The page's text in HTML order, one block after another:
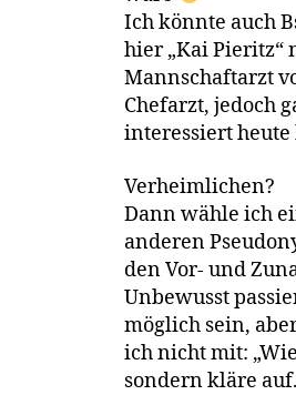
Ich könnte auch
hier „Kai Pieritz“
Mannschaftarzt
Chefarzt, jedoch
interessiert
Verheimlichen?
Dann wähle ich
anderen
den Vor- und
Unbewusst
möglich sein,
ich nicht mit:
sondern kläre auf.